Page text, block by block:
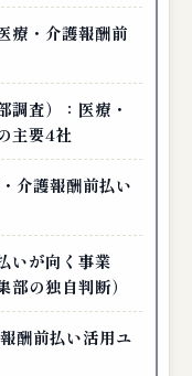
療・介護報酬前
調査）：医療・
主要4社
介護報酬前払い
いが向く事業
の独自判断）
酬前払い活用ユ